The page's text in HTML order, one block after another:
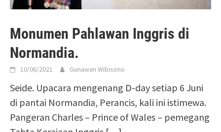
Monumen Pahlawan Inggris di
Normandia.
10/06/2021 Gunawan Wibisono
Seide. Upacara mengenang D-day setiap 6 Juni
di pantai Normandia, Perancis, kali ini istimewa.
Pangeran Charles – Prince of Wales – pemegang